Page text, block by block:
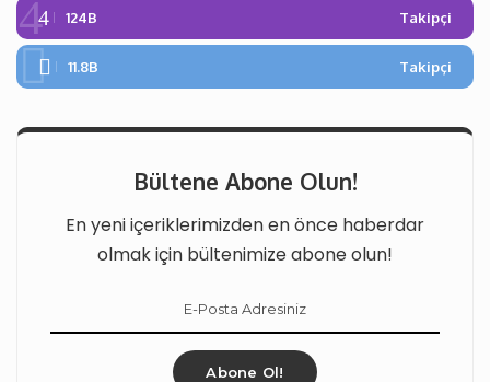
124B Takipçi
11.8B Takipçi
Bültene Abone Olun!
En yeni içeriklerimizden en önce haberdar
olmak için bültenimize abone olun!
Abone Ol!